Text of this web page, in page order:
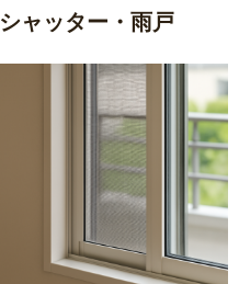
シャッター・雨戸